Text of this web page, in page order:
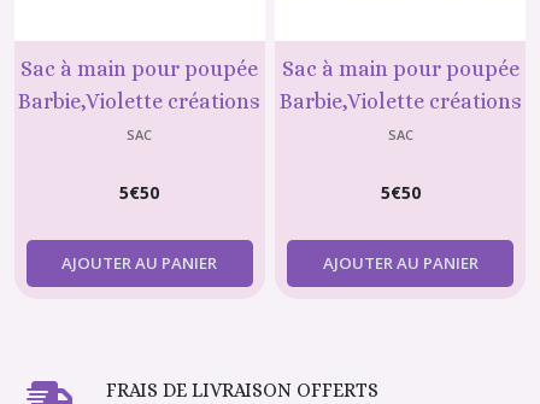
Sac à main pour poupée
Barbie,Violette créations
N°50
SAC
5€50
AJOUTER AU PANIER
Sac à main pour poupée
Barbie,Violette créations
N°52
SAC
5€50
AJOUTER AU PANIER
FRAIS DE LIVRAISON OFFERTS